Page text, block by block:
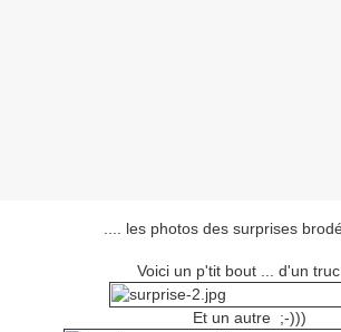
.... les photos des surprises
Voici un p'tit bout ... d'un truc
Et un autre ;-)))